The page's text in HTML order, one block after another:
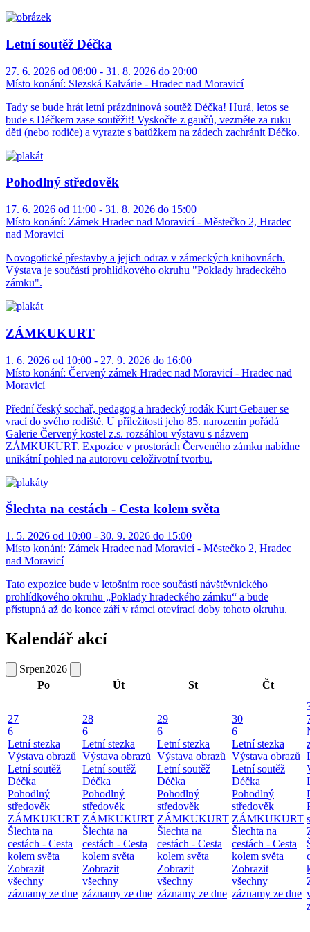
Letní soutěž Déčka
27. 6. 2026 od 08:00 - 31. 8. 2026 do 20:00
Místo konání: Slezská Kalvárie - Hradec nad Moravicí
Tady se bude hrát letní prázdninová soutěž Déčka! Hurá, letos se
bude s Déčkem zase soutěžit! Vyskočte z gaučů, vezměte za ruku
děti (nebo rodiče) a vyrazte s batůžkem na zádech zachránit Déčko.
Pohodlný středověk
17. 6. 2026 od 11:00 - 31. 8. 2026 do 15:00
Místo konání: Zámek Hradec nad Moravicí - Městečko 2, Hradec
nad Moravicí
Novogotické přestavby a jejich odraz v zámeckých knihovnách.
Výstava je součástí prohlídkového okruhu "Poklady hradeckého
zámku".
ZÁMKUKURT
1. 6. 2026 od 10:00 - 27. 9. 2026 do 16:00
Místo konání: Červený zámek Hradec nad Moravicí - Hradec nad
Moravicí
Přední český sochař, pedagog a hradecký rodák Kurt Gebauer se
vrací do svého rodiště. U příležitosti jeho 85. narozenin pořádá
Galerie Červený kostel z.s. rozsáhlou výstavu s názvem
ZÁMKUKURT. Expozice v prostorách Červeného zámku nabídne
unikátní pohled na autorovu celoživotní tvorbu.
Šlechta na cestách - Cesta kolem světa
1. 5. 2026 od 10:00 - 30. 9. 2026 do 15:00
Místo konání: Zámek Hradec nad Moravicí - Městečko 2, Hradec
nad Moravicí
Tato expozice bude v letošním roce součástí návštěvnického
prohlídkového okruhu „Poklady hradeckého zámku“ a bude
přístupná až do konce září v rámci otevírací doby tohoto okruhu.
Kalendář akcí
Srpen2026
Po
Út St Čt
27
6
Letní stezka
Výstava obrazů
Letní soutěž
Déčka
Pohodlný
středověk
ZÁMKUKURT
Šlechta na
cestách - Cesta
kolem světa
Zobrazit
všechny
záznamy ze dne
28
6
Letní stezka
Výstava obrazů
Letní soutěž
Déčka
Pohodlný
středověk
ZÁMKUKURT
Šlechta na
cestách - Cesta
kolem světa
Zobrazit
všechny
záznamy ze dne
29
6
Letní stezka
Výstava obrazů
Letní soutěž
Déčka
Pohodlný
středověk
ZÁMKUKURT
Šlechta na
cestách - Cesta
kolem světa
Zobrazit
všechny
záznamy ze dne
30
6
Letní stezka
Výstava obrazů
Letní soutěž
Déčka
Pohodlný
středověk
ZÁMKUKURT
Šlechta na
cestách - Cesta
kolem světa
Zobrazit
všechny
záznamy ze dne